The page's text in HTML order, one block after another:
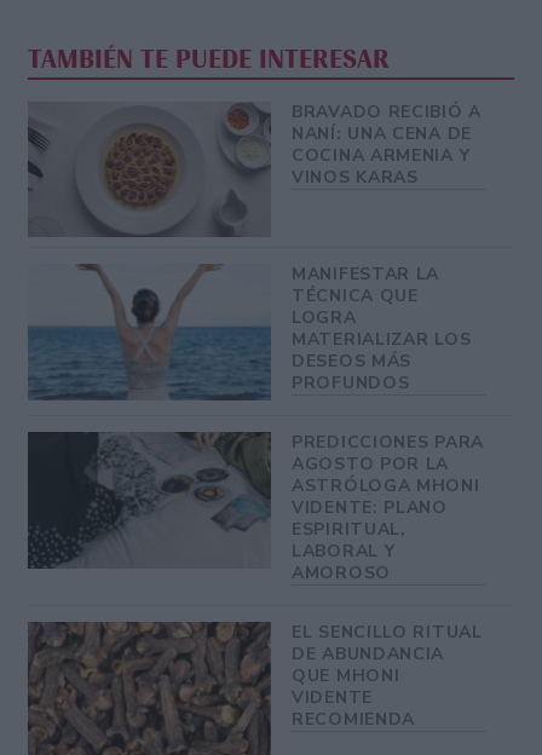
TAMBIÉN TE PUEDE INTERESAR
BRAVADO RECIBIÓ A
NANÍ: UNA CENA DE
COCINA ARMENIA Y
VINOS KARAS
MANIFESTAR LA
TÉCNICA QUE
LOGRA
MATERIALIZAR LOS
DESEOS MÁS
PROFUNDOS
PREDICCIONES PARA
AGOSTO POR LA
ASTRÓLOGA MHONI
VIDENTE: PLANO
ESPIRITUAL,
LABORAL Y
AMOROSO
EL SENCILLO RITUAL
DE ABUNDANCIA
QUE MHONI
VIDENTE
RECOMIENDA